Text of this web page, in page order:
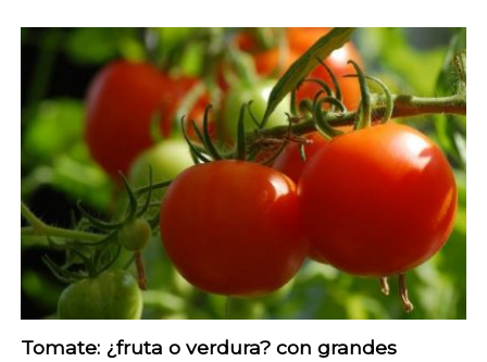
Tomate: ¿fruta o verdura? con grandes